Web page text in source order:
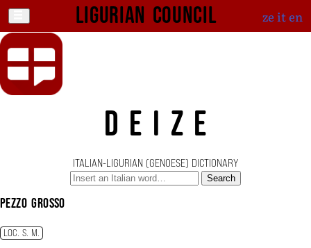
Ligurian Council ze iten
DEIZE
ITALIAN-LIGURIAN (GENOESE) DICTIONARY
Search
pezzo grosso
LOC. S. M.